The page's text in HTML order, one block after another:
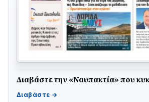
Διαβάστε την «Ναυπακτία» που
05/08 • 08:41